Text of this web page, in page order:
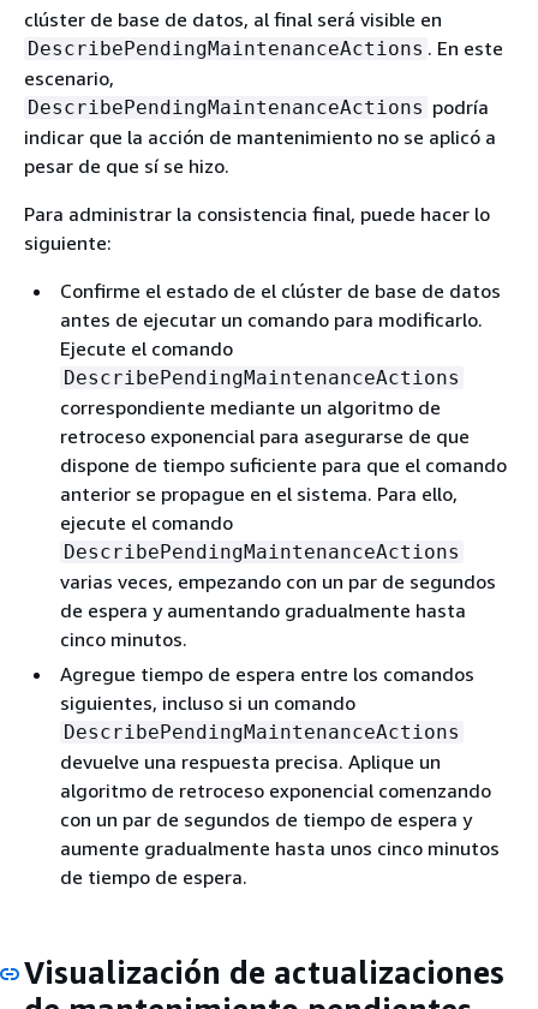
clúster de base de datos, al final será visible en
DescribePendingMaintenanceActions . En este
escenario,
DescribePendingMaintenanceActions podría
indicar que la acción de mantenimiento no se aplicó a
pesar de que sí se hizo.
Para administrar la consistencia final, puede hacer lo
siguiente:
Confirme el estado de el clúster de base de datos
antes de ejecutar un comando para modificarlo.
Ejecute el comando
DescribePendingMaintenanceActions
correspondiente mediante un algoritmo de
retroceso exponencial para asegurarse de que
dispone de tiempo suficiente para que el comando
anterior se propague en el sistema. Para ello,
ejecute el comando
DescribePendingMaintenanceActions
varias veces, empezando con un par de segundos
de espera y aumentando gradualmente hasta
cinco minutos.
Agregue tiempo de espera entre los comandos
siguientes, incluso si un comando
DescribePendingMaintenanceActions
devuelve una respuesta precisa. Aplique un
algoritmo de retroceso exponencial comenzando
con un par de segundos de tiempo de espera y
aumente gradualmente hasta unos cinco minutos
de tiempo de espera.
Visualización de actualizaciones